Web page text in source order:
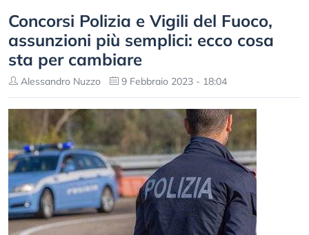
Concorsi Polizia e Vigili del Fuoco,
assunzioni più semplici: ecco cosa
sta per cambiare
Alessandro Nuzzo 9 Febbraio 2023 - 18:04